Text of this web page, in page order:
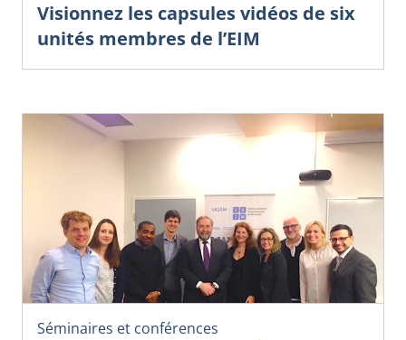
Visionnez les capsules vidéos de six
unités membres de l’EIM
Séminaires et conférences